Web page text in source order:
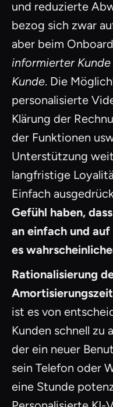
und reduzierte
bezog sich zwar
aber beim
informierter
Kunde. Die
personalisierte
Klärung der
der Funktionen
Unterstützung
langfristige
Einfach
Gefühl haben,
an einfach und
es
Rationalisierung
ist es von
Kunden schnell zu
der ein neuer
sein Telefon oder
eine Stunde